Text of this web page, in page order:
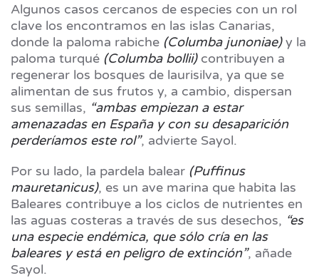
Algunos casos cercanos de especies con un rol
clave los encontramos en las islas Canarias,
donde la paloma rabiche (Columba junoniae)y la
paloma turqué (Columba bollii)contribuyen a
regenerar los bosques de laurisilva, ya que se
alimentan de sus frutos y, a cambio, dispersan
sus semillas, “ambas empiezan a estar
amenazadas en España y con su desaparición
perderíamos este rol”, advierte Sayol.
Por su lado, la pardela balear (Puffinus
mauretanicus), es un ave marina que habita las
Baleares contribuye a los ciclos de nutrientes en
las aguas costeras a través de sus desechos, “es
una especie endémica, que sólo cría en las
baleares y está en peligro de extinción”, añade
Sayol.